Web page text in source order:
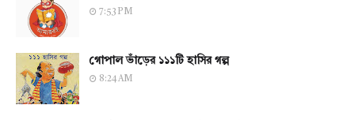
7:53 PM
গোপাল ভাঁড়ের ১১১টি হাসির গল্প
8:24 AM